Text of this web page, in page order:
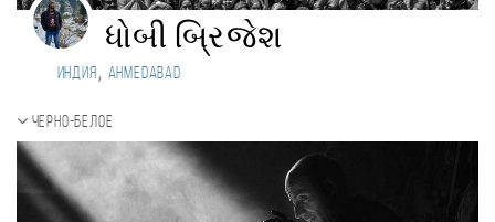
ધોબી બ્રિજેશ
Индия, Ahmedabad
Черно-белое